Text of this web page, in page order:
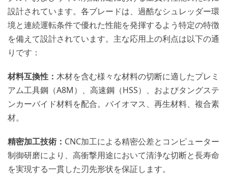
設計されています。各ブレードは、過酷なシュレッダー環
境と連続運転条件で優れた性能を発揮するよう特定の特徴
を備えて設計されています。主な応用上の利点は以下の通
りです：
材料互換性： 木材を含む様々な材料の切断に適したプレミ
アム工具鋼（A8M）、高速鋼（HSS）、およびタングステ
ンカーバイド材料を配合。バイオマス、再生材料、複合素
材。
精密加工技術： CNC加工による精密公差とコンピューター
制御研磨により、高衝撃用途において清浄な切断と長寿命
を実現する一貫した刃先形状を保証します。